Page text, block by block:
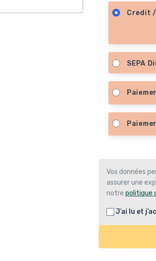
Credit
SEPA
Vos données
assurer une
notrepolitique
J’ai lu et